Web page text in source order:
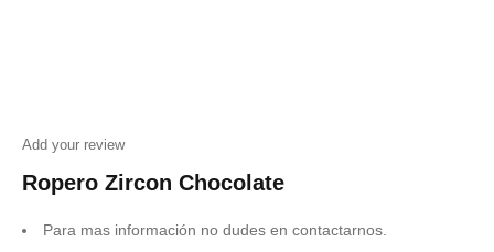
Add your review
Ropero Zircon Chocolate
Para mas información no dudes en contactarnos.